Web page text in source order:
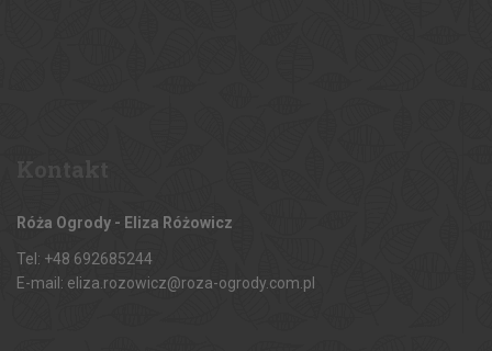
Róża Ogrody - Eliza Różowicz
Tel: +48 692685244
E-mail: eliza.rozowicz@roza-ogrody.com.pl